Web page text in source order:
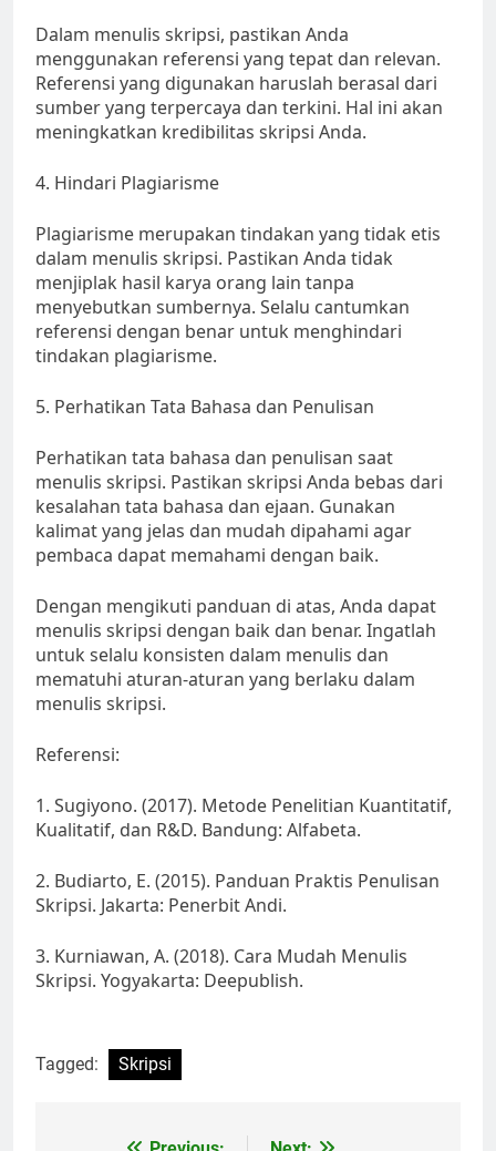
Dalam menulis skripsi, pastikan Anda
menggunakan referensi yang tepat dan relevan.
Referensi yang digunakan haruslah berasal dari
sumber yang terpercaya dan terkini. Hal ini akan
meningkatkan kredibilitas skripsi Anda.
4. Hindari Plagiarisme
Plagiarisme merupakan tindakan yang tidak etis
dalam menulis skripsi. Pastikan Anda tidak
menjiplak hasil karya orang lain tanpa
menyebutkan sumbernya. Selalu cantumkan
referensi dengan benar untuk menghindari
tindakan plagiarisme.
5. Perhatikan Tata Bahasa dan Penulisan
Perhatikan tata bahasa dan penulisan saat
menulis skripsi. Pastikan skripsi Anda bebas dari
kesalahan tata bahasa dan ejaan. Gunakan
kalimat yang jelas dan mudah dipahami agar
pembaca dapat memahami dengan baik.
Dengan mengikuti panduan di atas, Anda dapat
menulis skripsi dengan baik dan benar. Ingatlah
untuk selalu konsisten dalam menulis dan
mematuhi aturan-aturan yang berlaku dalam
menulis skripsi.
Referensi:
1. Sugiyono. (2017). Metode Penelitian Kuantitatif,
Kualitatif, dan R&D. Bandung: Alfabeta.
2. Budiarto, E. (2015). Panduan Praktis Penulisan
Skripsi. Jakarta: Penerbit Andi.
3. Kurniawan, A. (2018). Cara Mudah Menulis
Skripsi. Yogyakarta: Deepublish.
Tagged: Skripsi